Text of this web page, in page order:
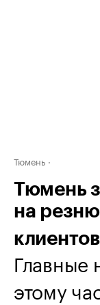
Тюмень
Тюмень
на
Главные
этому